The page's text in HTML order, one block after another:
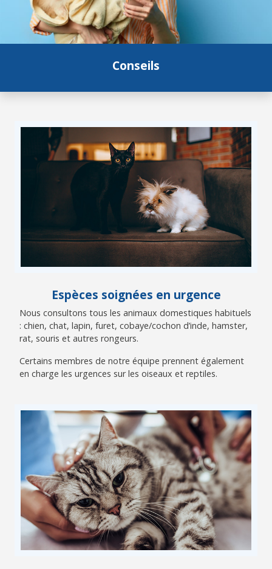
Conseils
Espèces soignées en urgence
Nous consultons tous les animaux domestiques habituels
: chien, chat, lapin, furet, cobaye/cochon d’inde, hamster,
rat, souris et autres rongeurs.
Certains membres de notre équipe prennent également
en charge les urgences sur les oiseaux et reptiles.